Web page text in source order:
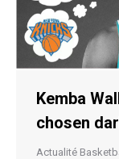
Kemba
chosen
Actualité